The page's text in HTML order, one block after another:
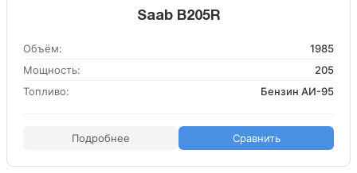
Saab B205R
Объём:
1985
Мощность:
205
Топливо:
Бензин АИ-95
Подробнее Сравнить